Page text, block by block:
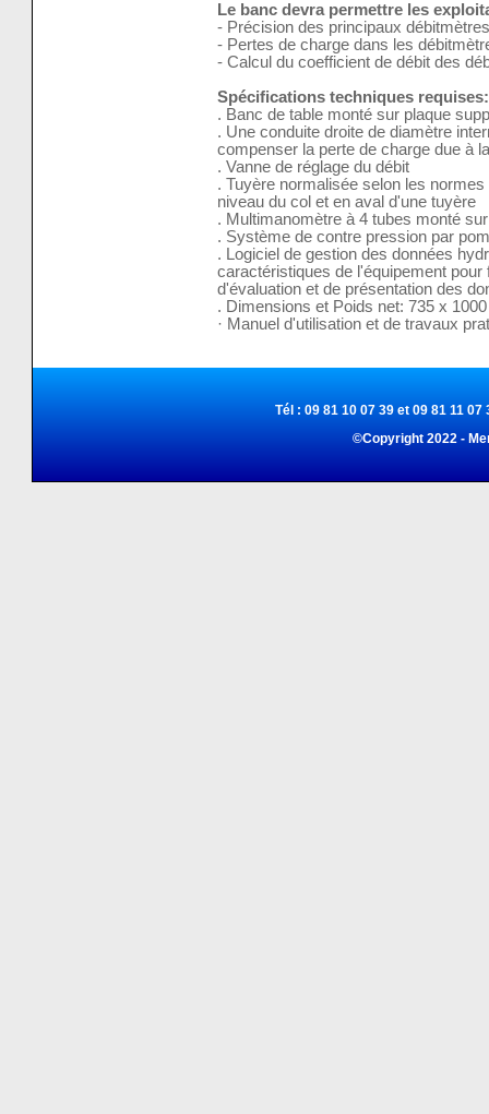
Le banc devra permettre les
- Précision des principaux
- Pertes de charge dans les
- Calcul du coefficient de débit des
Spécifications techniques requises:
. Banc de table monté sur plaque
. Une conduite droite de diamètre
compenser la perte de charge due à
. Vanne de réglage du débit
. Tuyère normalisée selon les
niveau du col et en aval d'une tuyère
. Multimanomètre à 4 tubes monté
. Système de contre pression par
. Logiciel de gestion des données
caractéristiques de l'équipement
d'évaluation et de présentation des
. Dimensions et Poids net: 735 x
· Manuel d'utilisation et de travaux
Tél : 09 81 10 07 39 et 09 81 11
©Copyright 2022 -